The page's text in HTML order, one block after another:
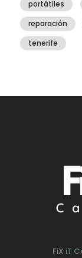
portátiles
reparación
tenerife
FiX iT